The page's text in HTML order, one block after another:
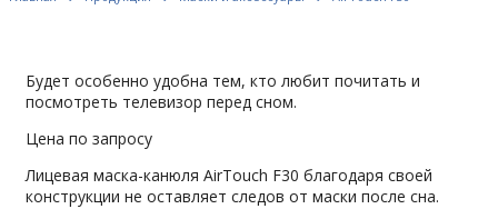
Будет особенно удобна тем, кто любит почитать и
посмотреть телевизор перед сном.
Цена по запросу
Лицевая маска-канюля AirTouch F30 благодаря своей
конструкции не оставляет следов от маски после сна.